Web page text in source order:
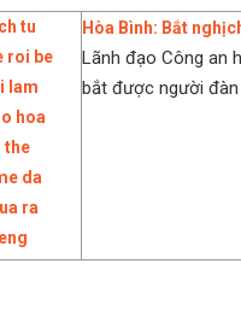
Hòa Bình: Bắt
Lãnh đạo Công an
bắt được người